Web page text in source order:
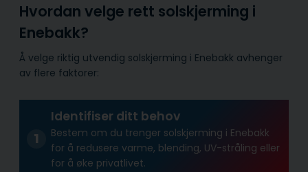
Hvordan velge rett solskjerming i
Enebakk?
Å velge riktig utvendig solskjerming i Enebakk avhenger
av flere faktorer:
Identifiser ditt behov
Bestem om du trenger solskjerming i Enebakk
for å redusere varme, blending, UV-stråling eller
for å øke privatlivet.